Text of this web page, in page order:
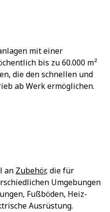
mit einer
bis zu 60.000 m²
die den schnellen und
ab Werk ermöglichen.
an Zubehör, die für
Umgebungen
Fußböden, Heiz-
Ausrüstung.